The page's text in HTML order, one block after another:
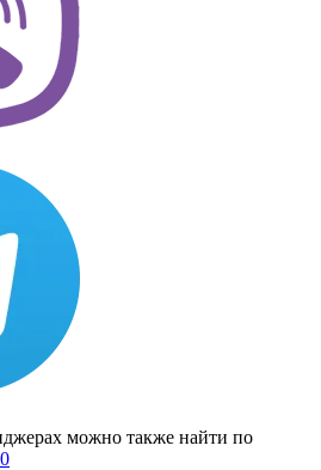
можно также найти по